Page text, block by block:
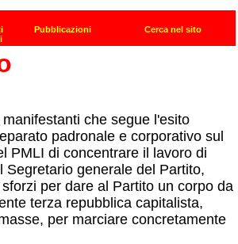
che segue l'esito
padronale e corporativo sul
PMLI di concentrare il lavoro di
generale del Partito,
per dare al Partito un corpo da
terza repubblica capitalista,
per marciare concretamente